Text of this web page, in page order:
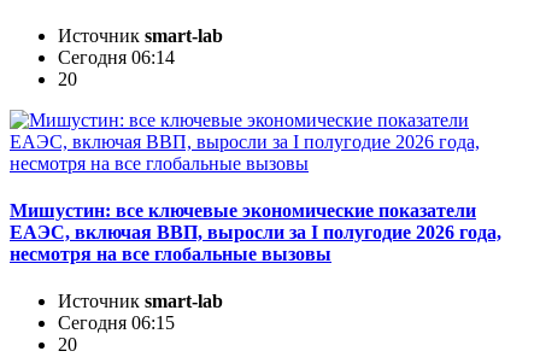
Источник smart-lab
Сегодня 06:14
20
Мишустин: все ключевые экономические показатели
ЕАЭС, включая ВВП, выросли за I полугодие 2026 года,
несмотря на все глобальные вызовы
Источник smart-lab
Сегодня 06:15
20